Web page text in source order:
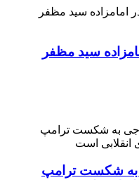
سید مظفر
به شکست ترامپ